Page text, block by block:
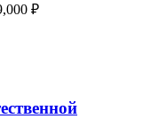
₽